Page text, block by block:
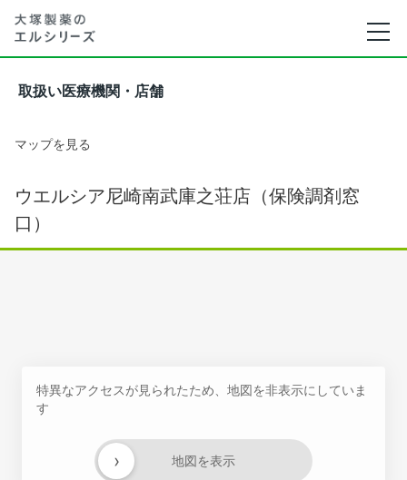
取扱い医療機関・店舗
マップを見る
ウエルシア尼崎南武庫之荘店（保険調剤窓
口）
特異なアクセスが見られたため、地図を非表示にしていま
す
地図を表示
›